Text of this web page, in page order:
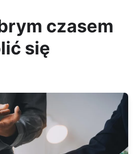
czasem
się